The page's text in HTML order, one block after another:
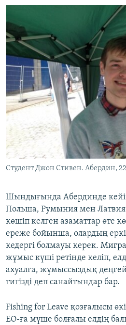
Студент Джон Стивен. Абердин,
Шындығында Абердинде
Польша, Румыния мен Латвия
көшіп келген азаматтар өте
ереже бойынша, олардың
кедергі болмауы керек.
жұмыс күші ретінде келіп,
ахуалға, жұмыссыздық
тигізді деп санайтындар бар.
Fishing for Leave қозғалысы
ЕО-ға мүше болғалы елдің